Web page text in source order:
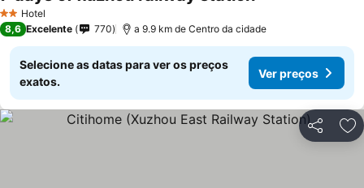
2 Estrelas
Hotel
8,6 Excelente 770 a 9.9 km de Centro da cidade
Selecione as datas para ver os preços
exatos.
Ver preços
Partilhar